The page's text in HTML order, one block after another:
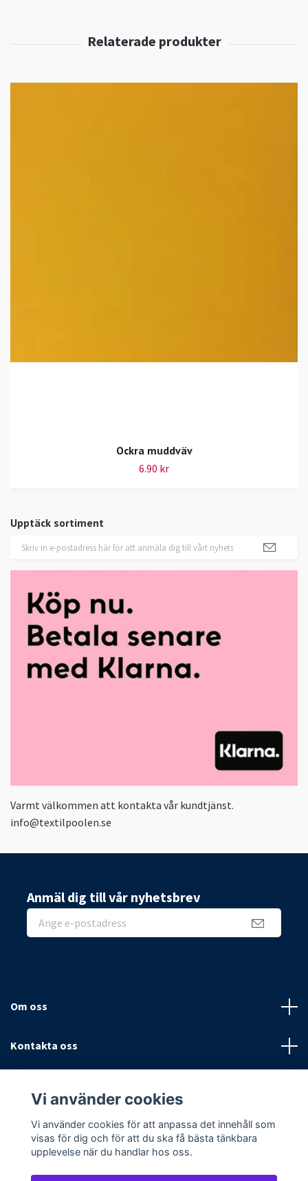
Upptäck sortiment
Varmt välkommen att kontakta vår kundtjänst.
info@textilpoolen.se
Ockra muddväv
6.90 kr
Anmäl dig till vår nyhetsbrev
Om oss
Kontakta oss
Sociala medier
Vi använder cookies
Vi använder cookies för att anpassa det innehåll som
visas för dig och för att du ska få bästa tänkbara
upplevelse när du handlar hos oss.